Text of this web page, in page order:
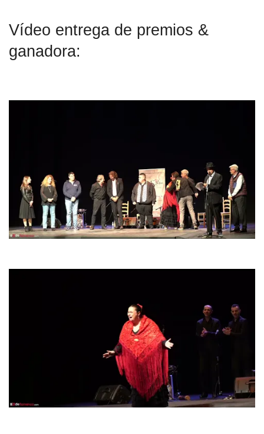
Vídeo entrega de premios &
ganadora: